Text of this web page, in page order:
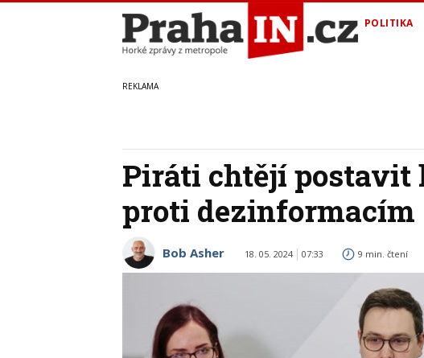
POLITIKA
Piráti chtějí postavit
proti dezinformacím
Bob Asher 18. 05. 2024 07:33 9 min. čtení